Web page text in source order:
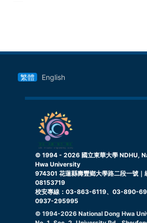
繁體 English
© 1994 - 2026 國立東華大學 NDHU,
Hwa University
974301 花蓮縣壽豐鄉大學路二段一號｜
08153719
校安專線：03-863-6119、03-890-
0937-295995
© 1994-2026 National Dong Hwa